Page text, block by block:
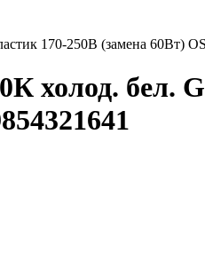
170-250В (замена 60Вт)
холод. бел.